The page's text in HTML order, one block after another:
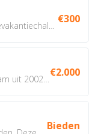
€300
€2.000
Bieden